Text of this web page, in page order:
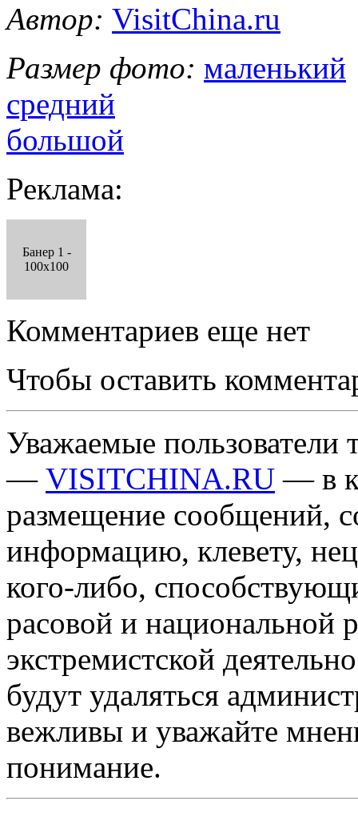
Автор: VisitChina.ru
Размер фото: маленький
средний
большой
Реклама:
Банер 1 -
100x100
Комментариев еще нет
Чтобы оставить
Уважаемые пользователи
— VISITCHINA.RU — в
размещение сообщений,
информацию, клевету,
кого-либо,
расовой и национальной
экстремистской
будут удаляться
вежливы и уважайте
понимание.